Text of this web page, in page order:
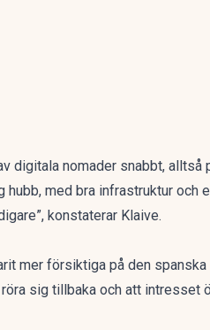
digitala nomader snabbt,
hubb, med bra infrastruktur
konstaterar Klaive.
mer försiktiga på den
sig tillbaka och att intresset